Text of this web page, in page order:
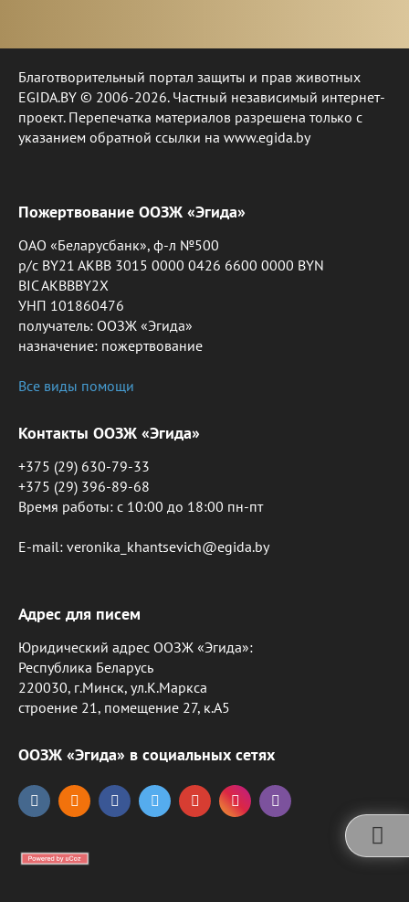
Благотворительный портал защиты и прав животных
EGIDA.BY © 2006-2026. Частный независимый интернет-
проект. Перепечатка материалов разрешена только с
указанием обратной ссылки на www.egida.by
Пожертвование ООЗЖ «Эгида»
ОАО «Беларусбанк», ф-л №500
р/с BY21 AKBB 3015 0000 0426 6600 0000 BYN
BIC AKBBBY2X
УНП 101860476
получатель: ООЗЖ «Эгида»
назначение: пожертвование
Все виды помощи
Контакты ООЗЖ «Эгида»
+375 (29) 630-79-33
+375 (29) 396-89-68
Время работы: c 10:00 до 18:00 пн-пт
E-mail: veronika_khantsevich@egida.by
Адрес для писем
Юридический адрес ООЗЖ «Эгида»:
Республика Беларусь
220030, г.Минск, ул.К.Маркса
строение 21, помещение 27, к.А5
ООЗЖ «Эгида» в социальных сетях